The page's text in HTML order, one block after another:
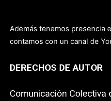
Además tenemos presencia
contamos con un canal de
DERECHOS DE AUTOR
Comunicación Colectiva